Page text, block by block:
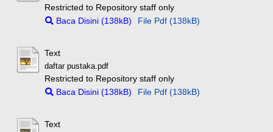
Restricted to Repository staff only
Baca Disini (138kB)
File Pdf (138kB)
Text
daftar pustaka.pdf
Restricted to Repository staff only
Baca Disini (138kB)
File Pdf (138kB)
Text